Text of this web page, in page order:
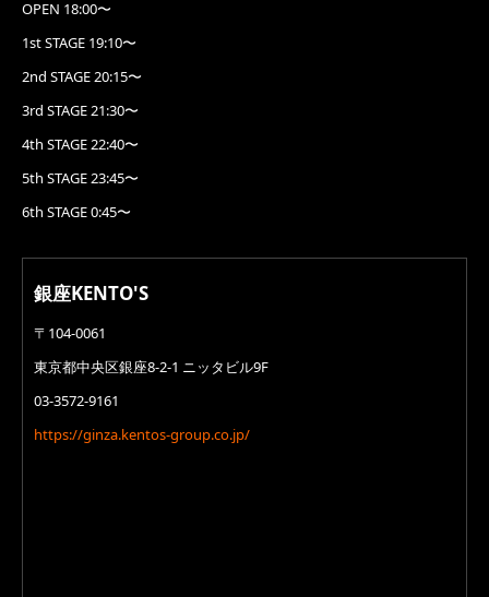
OPEN 18:00〜
1st STAGE 19:10〜
2nd STAGE 20:15〜
3rd STAGE 21:30〜
4th STAGE 22:40〜
5th STAGE 23:45〜
6th STAGE 0:45〜
銀座KENTO'S
〒104-0061
東京都中央区銀座8-2-1 ニッタビル9F
03-3572-9161
https://ginza.kentos-group.co.jp/